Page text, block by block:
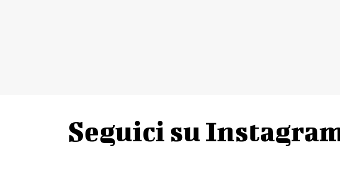
Seguici su